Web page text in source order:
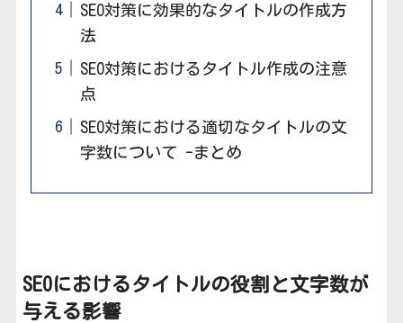
SEO対策に効果的なタイトルの作成方
法
SEO対策におけるタイトル作成の注意
点
SEO対策における適切なタイトルの文
字数について -まとめ
SEOにおけるタイトルの役割と文字数が
与える影響